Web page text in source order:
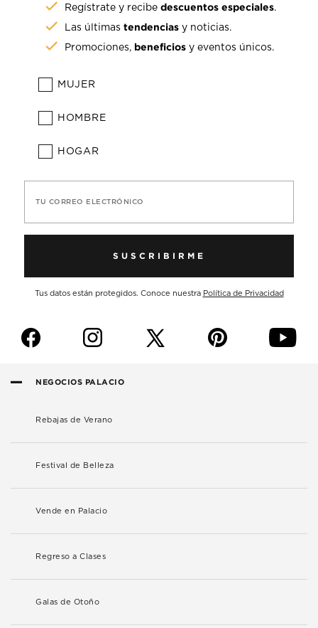
Regístrate y recibedescuentos especiales.
Las últimastendencias y noticias.
Promociones, beneficios y eventos únicos.
MUJER
HOMBRE
HOGAR
TU CORREO ELECTRÓNICO
SUSCRIBIRME
Tus datos están protegidos. Conoce nuestra Política de Privacidad
f i p y
NEGOCIOS PALACIO
Rebajas de Verano
Festival de Belleza
Vende en Palacio
Regreso a Clases
Galas de Otoño